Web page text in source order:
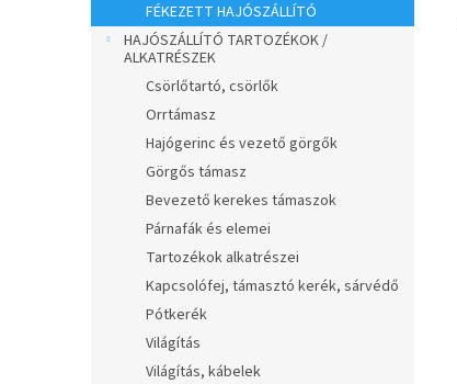
FÉKEZETT HAJÓSZÁLLÍTÓ
HAJÓSZÁLLÍTÓ TARTOZÉKOK /
ALKATRÉSZEK
Csörlőtartó, csörlők
Orrtámasz
Hajógerinc és vezető görgők
Görgős támasz
Bevezető kerekes támaszok
Párnafák és elemei
Tartozékok alkatrészei
Kapcsolófej, támasztó kerék, sárvédő
Pótkerék
Világítás
Világítás, kábelek